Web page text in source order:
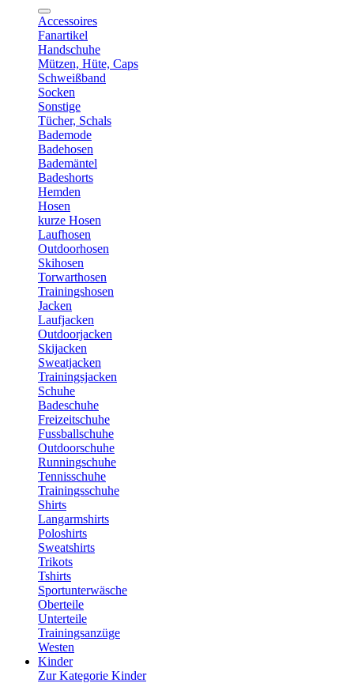
Accessoires
Fanartikel
Handschuhe
Mützen, Hüte, Caps
Schweißband
Socken
Sonstige
Tücher, Schals
Bademode
Badehosen
Bademäntel
Badeshorts
Hemden
Hosen
kurze Hosen
Laufhosen
Outdoorhosen
Skihosen
Torwarthosen
Trainingshosen
Jacken
Laufjacken
Outdoorjacken
Skijacken
Sweatjacken
Trainingsjacken
Schuhe
Badeschuhe
Freizeitschuhe
Fussballschuhe
Outdoorschuhe
Runningschuhe
Tennisschuhe
Trainingsschuhe
Shirts
Langarmshirts
Poloshirts
Sweatshirts
Trikots
Tshirts
Sportunterwäsche
Oberteile
Unterteile
Trainingsanzüge
Westen
Kinder
Zur Kategorie Kinder